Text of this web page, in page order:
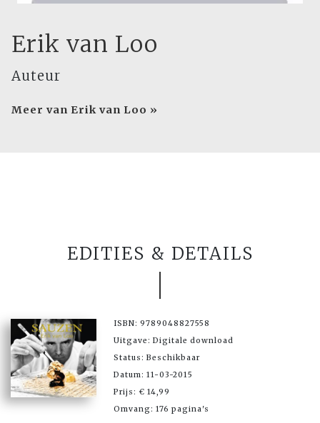
Erik van Loo
Auteur
Meer van Erik van Loo »
EDITIES & DETAILS
ISBN: 9789048827558
Uitgave: Digitale download
Status: Beschikbaar
Datum: 11-03-2015
Prijs: € 14,99
Omvang: 176 pagina's